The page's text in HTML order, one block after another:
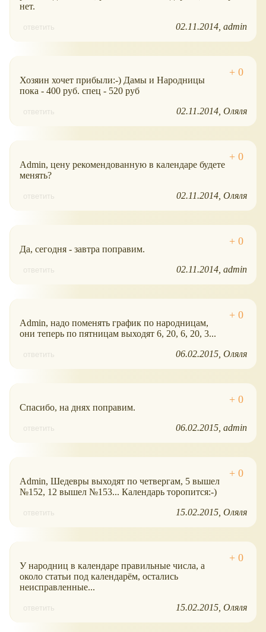
нет.
ответить 02.11.2014 admin
Хозяин хочет прибыли:-) Дамы и Народницы
пока - 400 руб. спец - 520 руб
ответить 02.11.2014 Оляля
Admin, цену рекомендованную в календаре будете
менять?
ответить 02.11.2014 Оляля
Да, сегодня - завтра поправим.
ответить 02.11.2014 admin
Admin, надо поменять график по народницам,
они теперь по пятницам выходят 6, 20, 6, 20, 3...
ответить 06.02.2015 Оляля
Спасибо, на днях поправим.
ответить 06.02.2015 admin
Admin, Шедевры выходят по четвергам, 5 вышел
№152, 12 вышел №153... Календарь торопится:-)
ответить 15.02.2015 Оляля
У народниц в календаре правильные числа, а
около статьи под календарём, остались
неисправленные...
ответить 15.02.2015 Оляля